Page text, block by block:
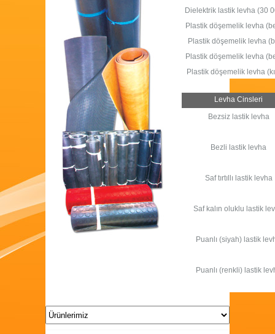
Dielektrik lastik levha (30
Plastik döşemelik levha
Plastik döşemelik levha
Plastik döşemelik levha
Plastik döşemelik levha
Levha Cinsleri
Bezsiz lastik levha
Bezli lastik levha
Saf tırtıllı lastik levha
Saf kalın oluklu lastik
Puanlı (siyah) lastik
Puanlı (renkli) lastik